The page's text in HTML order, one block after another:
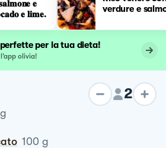
𝐞
𝐞 𝐥𝐢𝐦𝐞.
verdure e
per la tua dieta!
olivia!
2
g
100 g